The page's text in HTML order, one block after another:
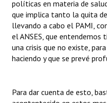
políticas en materia de
que implica tanto la quita
llevando a cabo el PAMI,
el ANSES, que
una crisis que no existe,
haciendo y que se prevé
Para dar cuenta de esto,